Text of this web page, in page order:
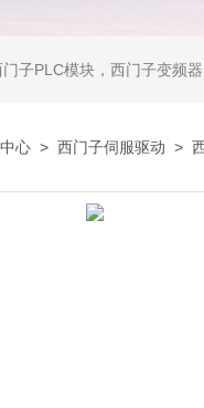
块，西门子变频器，西门子触摸屏，西门
心 > 西门子伺服驱动 >